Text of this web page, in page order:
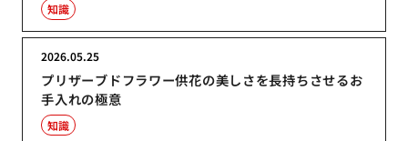
知識
プリザーブドフラワー供花の美しさを長持ちさせるお
手入れの極意
2026.05.25
知識